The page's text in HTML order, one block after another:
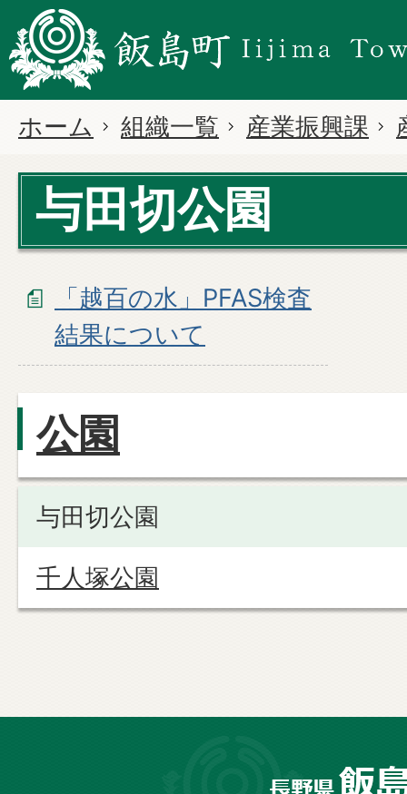
ホーム 組織一覧 産業振興課
与田切公園
「越百の水」PFAS検査
結果について
公園
与田切公園
千人塚公園